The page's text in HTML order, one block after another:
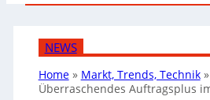
NEWS
Home» Markt, Trends, Technik»
Überraschendes Auftragsplus